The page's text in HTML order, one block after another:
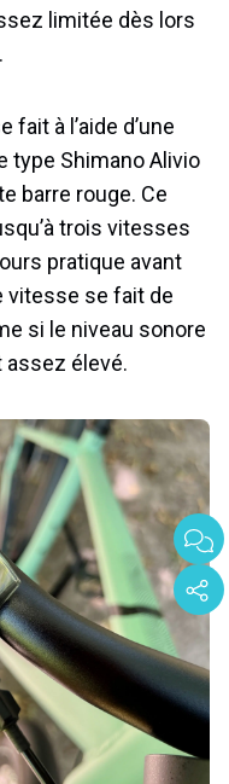
limitée dès lors
à l’aide d’une
type Shimano Alivio
barre rouge. Ce
trois vitesses
pratique avant
vitesse se fait de
si le niveau sonore
assez élevé.